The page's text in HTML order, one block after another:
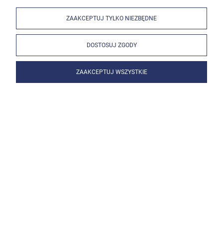
ZAAKCEPTUJ TYLKO NIEZBĘDNE
DOSTOSUJ ZGODY
ZAAKCEPTUJ WSZYSTKIE